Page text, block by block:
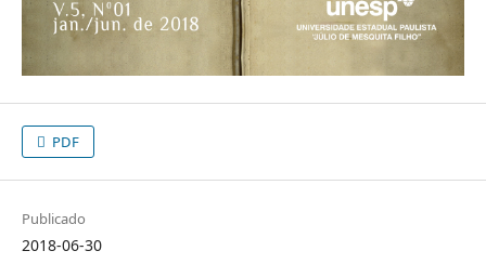
PDF
Publicado
2018-06-30